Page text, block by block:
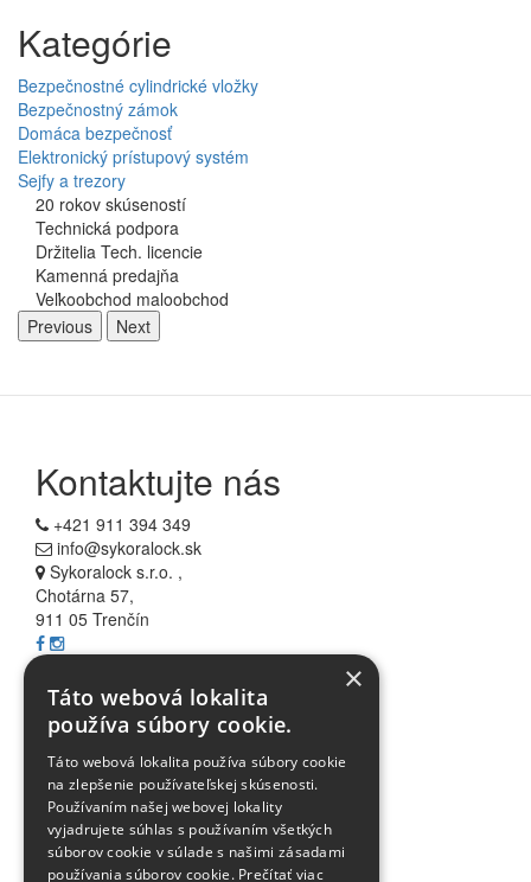
Kategórie
Bezpečnostné cylindrické vložky
Bezpečnostný zámok
Domáca bezpečnosť
Elektronický prístupový systém
Sejfy a trezory
20 rokov skúseností
Technická podpora
Držitelia Tech. licencie
Kamenná predajňa
Veľkoobchod maloobchod
Previous
Next
Kontaktujte nás
+421 911 394 349
info@sykoralock.sk
Sykoralock s.r.o. ,
Chotárna 57,
911 05 Trenčín
Informácie
Všetko o nákupe
Akcie
Blog
FAQ
Partnerské stránky
×
Táto webová lokalita
používa súbory cookie.
Táto webová lokalita používa súbory cookie
na zlepšenie používateľskej skúsenosti.
Používaním našej webovej lokality
vyjadrujete súhlas s používaním všetkých
súborov cookie v súlade s našimi zásadami
používania súborov cookie. Prečítať viac